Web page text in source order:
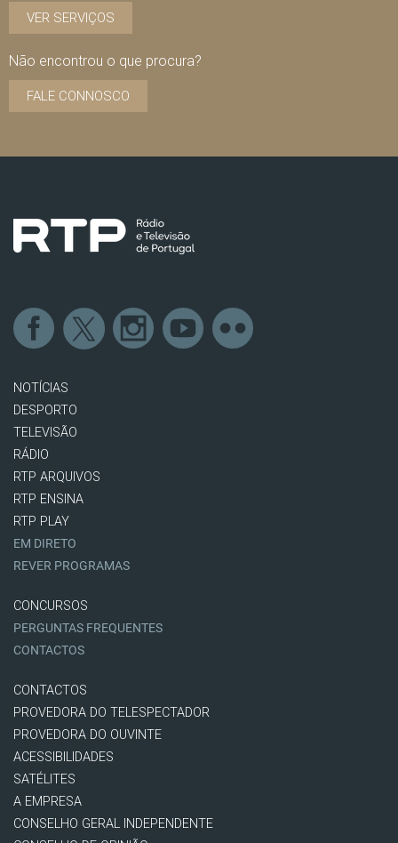
VER SERVIÇOS
Não encontrou o que procura?
FALE CONNOSCO
NOTÍCIAS
DESPORTO
TELEVISÃO
RÁDIO
RTP ARQUIVOS
RTP ENSINA
RTP PLAY
EM DIRETO
REVER PROGRAMAS
CONCURSOS
PERGUNTAS FREQUENTES
CONTACTOS
CONTACTOS
PROVEDORA DO TELESPECTADOR
PROVEDORA DO OUVINTE
ACESSIBILIDADES
SATÉLITES
A EMPRESA
CONSELHO GERAL INDEPENDENTE